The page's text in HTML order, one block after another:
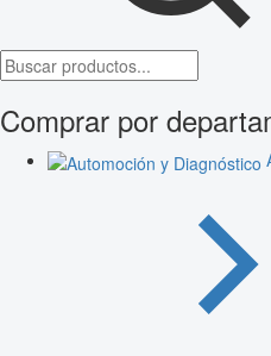
Comprar por